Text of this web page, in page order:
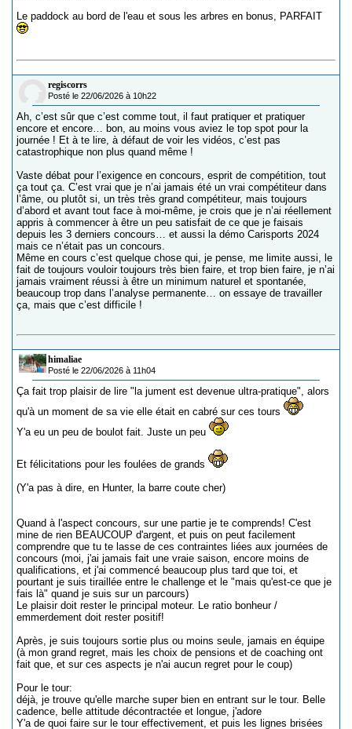
Le paddock au bord de l'eau et sous les arbres en bonus, PARFAIT
regiscorrs
Posté le 22/06/2026 à 10h22
Ah, c’est sûr que c’est comme tout, il faut pratiquer et pratiquer
encore et encore… bon, au moins vous aviez le top spot pour la
journée ! Et à te lire, à défaut de voir les vidéos, c’est pas
catastrophique non plus quand même !
Vaste débat pour l’exigence en concours, esprit de compétition, tout
ça tout ça. C’est vrai que je n’ai jamais été un vrai compétiteur dans
l’âme, ou plutôt si, un très très grand compétiteur, mais toujours
d’abord et avant tout face à moi-même, je crois que je n’ai réellement
appris à commencer à être un peu satisfait de ce que je faisais
depuis les 3 derniers concours… et aussi la démo Carisports 2024
mais ce n’était pas un concours.
Même en cours c’est quelque chose qui, je pense, me limite aussi, le
fait de toujours vouloir toujours très bien faire, et trop bien faire, je n’ai
jamais vraiment réussi à être un minimum naturel et spontanée,
beaucoup trop dans l’analyse permanente… on essaye de travailler
ça, mais que c’est difficile !
himaliae
Posté le 22/06/2026 à 11h04
Ça fait trop plaisir de lire "la jument est devenue ultra-pratique", alors
qu'à un moment de sa vie elle était en cabré sur ces tours
Y'a eu un peu de boulot fait. Juste un peu
Et félicitations pour les foulées de grands
(Y'a pas à dire, en Hunter, la barre coute cher)
Quand à l'aspect concours, sur une partie je te comprends! C'est
mine de rien BEAUCOUP d'argent, et puis on peut facilement
comprendre que tu te lasse de ces contraintes liées aux journées de
concours (moi, j'ai jamais fait une vraie saison, encore moins de
qualifications, et j'ai commencé beaucoup plus tard que toi, et
pourtant je suis tiraillée entre le challenge et le "mais qu'est-ce que je
fais là" quand je suis sur un parcours)
Le plaisir doit rester le principal moteur. Le ratio bonheur /
emmerdement doit rester positif!
Après, je suis toujours sortie plus ou moins seule, jamais en équipe
(à mon grand regret, mais les choix de pensions et de coaching ont
fait que, et sur ces aspects je n'ai aucun regret pour le coup)
Pour le tour:
déjà, je trouve qu'elle marche super bien en entrant sur le tour. Belle
cadence, belle attitude décontractée et longue, j'adore
Y'a de quoi faire sur le tour effectivement, et puis les lignes brisées